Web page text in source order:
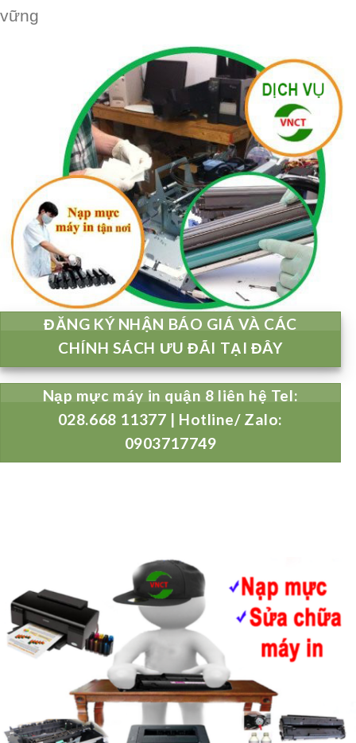
vững
ĐĂNG KÝ NHẬN BÁO GIÁ VÀ CÁC
CHÍNH SÁCH ƯU ĐÃI TẠI ĐÂY
Nạp mực máy in quận 8 liên hệ Tel:
028.668 11377 | Hotline/ Zalo:
0903717749